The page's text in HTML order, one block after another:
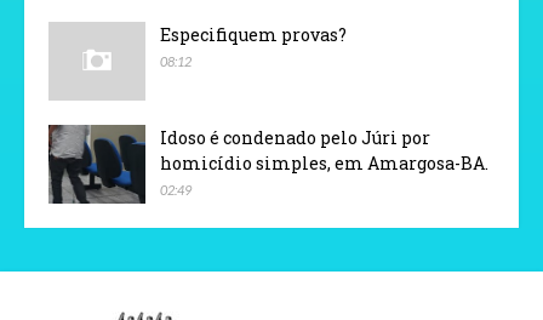
Especifiquem provas?
08:12
Idoso é condenado pelo Júri por
homicídio simples, em Amargosa-BA.
02:49